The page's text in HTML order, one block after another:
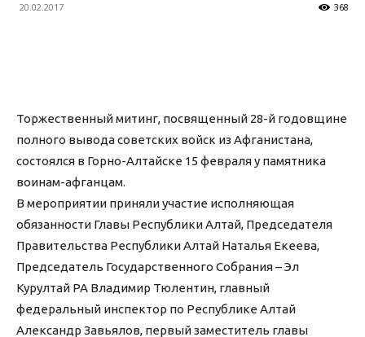
20.02.2017 368
Торжественный митинг, посвященный 28-й годовщине
полного вывода советских войск из Афганистана,
состоялся в Горно-Алтайске 15 февраля у памятника
воинам-афганцам.
В мероприятии приняли участие исполняющая
обязанности Главы Республики Алтай, Председателя
Правительства Республики Алтай Наталья Екеева,
Председатель Государственного Собрания – Эл
Курултай РА Владимир Тюлентин, главный
федеральный инспектор по Республике Алтай
Александр Завьялов, первый заместитель главы